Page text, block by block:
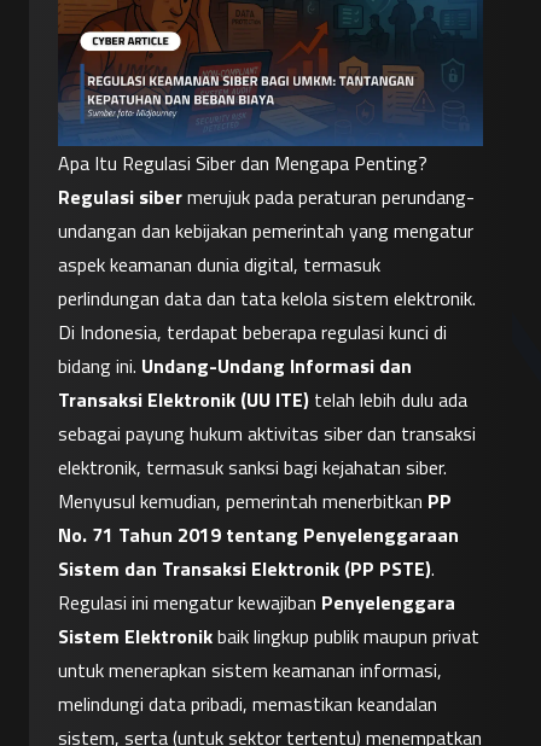
Apa Itu Regulasi Siber dan Mengapa Penting?
Regulasi siber merujuk pada peraturan perundang-
undangan dan kebijakan pemerintah yang mengatur
aspek keamanan dunia digital, termasuk
perlindungan data dan tata kelola sistem elektronik.
Di Indonesia, terdapat beberapa regulasi kunci di
bidang ini. Undang-Undang Informasi dan
Transaksi Elektronik (UU ITE) telah lebih dulu ada
sebagai payung hukum aktivitas siber dan transaksi
elektronik, termasuk sanksi bagi kejahatan siber.
Menyusul kemudian, pemerintah menerbitkan PP
No. 71 Tahun 2019 tentang Penyelenggaraan
Sistem dan Transaksi Elektronik (PP PSTE).
Regulasi ini mengatur kewajiban Penyelenggara
Sistem Elektronik baik lingkup publik maupun privat
untuk menerapkan sistem keamanan informasi,
melindungi data pribadi, memastikan keandalan
sistem, serta (untuk sektor tertentu) menempatkan